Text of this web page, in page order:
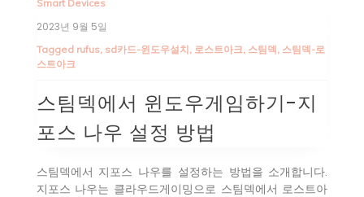
Smart Devices
2023년 9월 5일
Tagged rufus, sd카드-윈도우설치, 로스트아크, 스팀덱, 스팀덱-로
스트아크
스팀덱에서 윈도우게임하기-지
포스 나우 설정 방법
스팀덱에서 지포스 나우를 설정하는 방법을 소개합니다.
지포스 나우는 클라우드게이밍으로 스팀덱에서 로스트아